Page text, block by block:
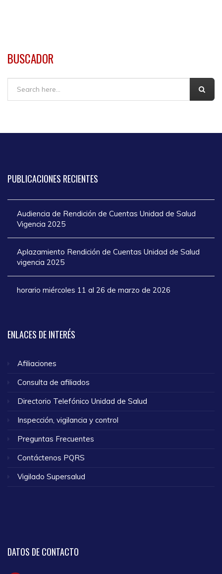
BUSCADOR
Buscar
PUBLICACIONES RECIENTES
Audiencia de Rendición de Cuentas Unidad de Salud
Vigencia 2025
Aplazamiento Rendición de Cuentas Unidad de Salud
vigencia 2025
horario miércoles 11 al 26 de marzo de 2026
ENLACES DE INTERÉS
Afiliaciones
Consulta de afiliados
Directorio Telefónico Unidad de Salud
Inspección, vigilancia y control
Preguntas Frecuentes
Contáctenos PQRS
Vigilado Supersalud
DATOS DE CONTACTO